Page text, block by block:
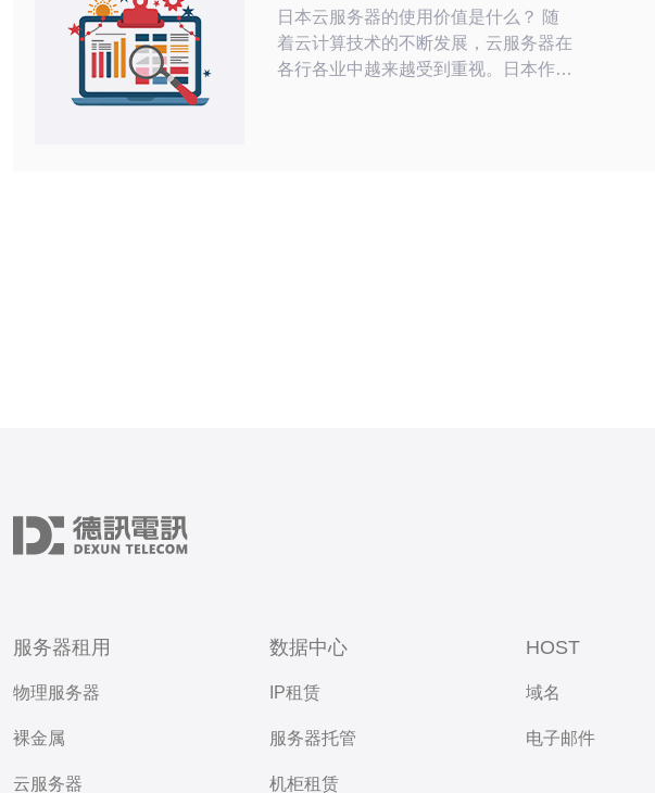
日本云服务器的使用价值是什么？ 随
着云计算技术的不断发展，云服务器在
各行各业中越来越受到重视。日本作为
服务器租用
物理服务器
裸金属
云服务器
数据中心
IP租赁
服务器托管
机柜租赁
HOST
域名
电子邮件